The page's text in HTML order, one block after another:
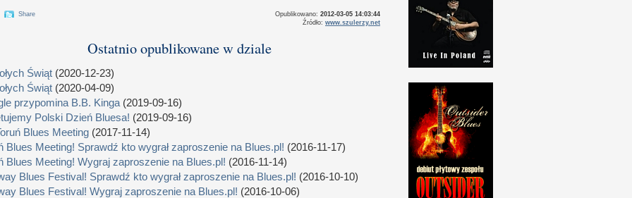
Share Opublikowano: 2012-03-05 14:03:44
Źródło: www.szulerzy.net
Ostatnio opublikowane w dziale
Świąt (2020-12-23)
Świąt (2020-04-09)
przypomina B.B. Kinga (2019-09-16)
Polski Dzień Bluesa! (2019-09-16)
Blues Meeting (2017-11-14)
Blues Meeting! Sprawdź kto wygrał zaproszenie na Blues.pl! (2016-11-17)
Blues Meeting! Wygraj zaproszenie na Blues.pl! (2016-11-14)
Blues Festival! Sprawdź kto wygrał zaproszenie na Blues.pl! (2016-10-10)
Blues Festival! Wygraj zaproszenie na Blues.pl! (2016-10-06)